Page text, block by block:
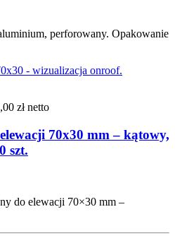
perforowany. Opakowanie
zł netto
70x30 mm – kątowy,
szt.
do elewacji 70×30 mm –